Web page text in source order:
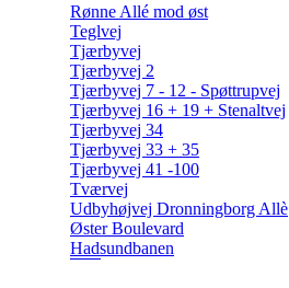
Rønne Allé mod øst
Teglvej
Tjærbyvej
Tjærbyvej 2
Tjærbyvej 7 - 12 - Spøttrupvej
Tjærbyvej 16 + 19 + Stenaltvej
Tjærbyvej 34
Tjærbyvej 33 + 35
Tjærbyvej 41 -100
Tværvej
Udbyhøjvej Dronningborg Allè
Øster Boulevard
Hadsundbanen